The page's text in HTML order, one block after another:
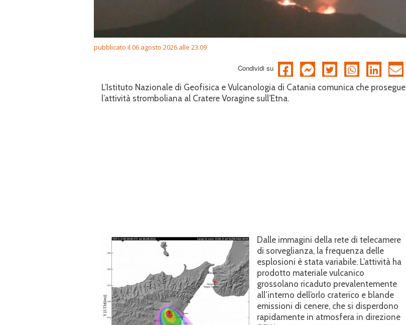
pubblicato il 06 agosto 2026 alle 23.09
Condividi su
L’Istituto Nazionale di Geofisica e Vulcanologia di Catania comunica che prosegue
l’attività stromboliana al Cratere Voragine sull’Etna.
Dalle immagini della rete di telecamere
di sorveglianza, la frequenza delle
esplosioni è stata variabile. L’attività ha
prodotto materiale vulcanico
grossolano ricaduto prevalentemente
all’interno dell’orlo craterico e blande
emissioni di cenere, che si disperdono
rapidamente in atmosfera in direzione